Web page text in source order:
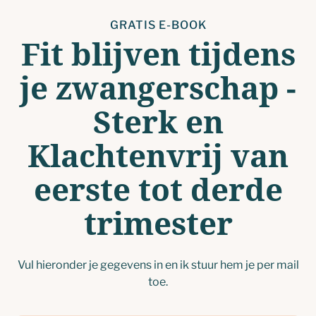
GRATIS E-BOOK
Fit blijven tijdens
je zwangerschap -
Sterk en
Klachtenvrij van
eerste tot derde
trimester
Vul hieronder je gegevens in en ik stuur hem je per mail
toe.